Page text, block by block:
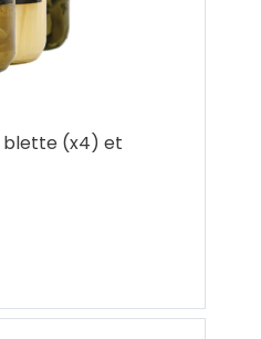
blette (x4) et